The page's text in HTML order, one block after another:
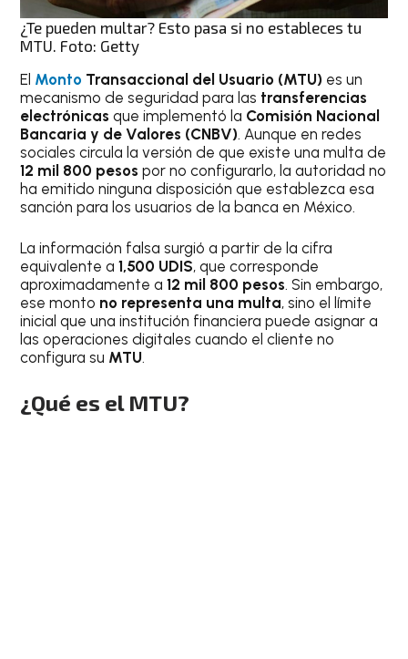
¿Te pueden multar? Esto pasa si no estableces tu
MTU. Foto: Getty
El Monto Transaccional del Usuario (MTU) es un
mecanismo de seguridad para las transferencias
electrónicas que implementó la Comisión Nacional
Bancaria y de Valores (CNBV). Aunque en redes
sociales circula la versión de que existe una multa de
12 mil 800 pesos por no configurarlo, la autoridad no
ha emitido ninguna disposición que establezca esa
sanción para los usuarios de la banca en México.
La información falsa surgió a partir de la cifra
equivalente a1,500 UDIS, que corresponde
aproximadamente a12 mil 800 pesos. Sin embargo,
ese monto no representa una multa, sino el límite
inicial que una institución financiera puede asignar a
las operaciones digitales cuando el cliente no
configura su MTU.
¿Qué es el MTU?